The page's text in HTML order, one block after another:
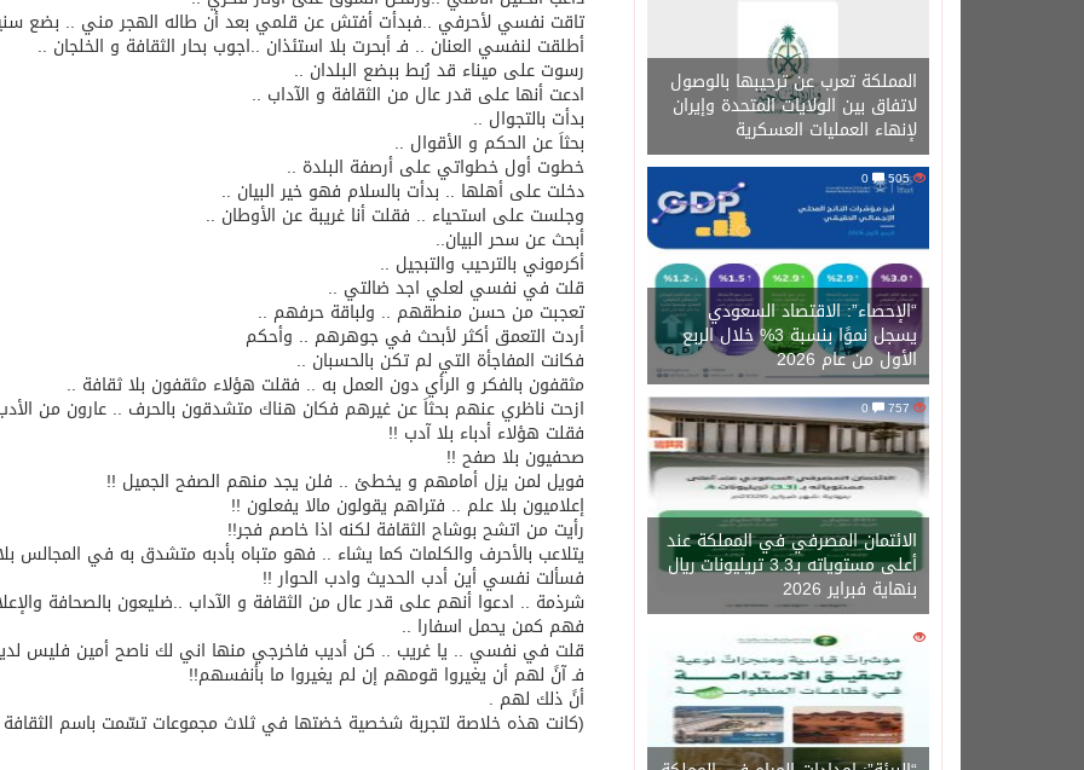
المملكة تعرب عن ترحيبها بالوصول
لاتفاق بين الولايات المتحدة وإيران
لإنهاء العمليات العسكرية
505
“الإحصاء”: الاقتصاد السعودي
يسجل نموًا بنسبة 3% خلال الربع
الأول من عام 2026
757
0
الائتمان المصرفي في المملكة عند
أعلى مستوياته بـ3.3 تريليونات ريال
بنهاية فبراير 2026
1450
تاقت نفسي لأحرفي ..فبدأت أفتش عن قلمي بعد أن طاله الهجر مني .. بضع
أطلقت لنفسي العنان .. فـ أبحرت بلا استئذان ..اجوب بحار الثقافة و الخلجان ..
رسوت على ميناء قد رُبط ببضع البلدان ..
ادعت أنها على قدر عال من الثقافة و الآداب ..
بدأت بالتجوال ..
بحثاَ عن الحكم و الأقوال ..
خطوت أول خطواتي على أرصفة البلدة ..
دخلت على أهلها .. بدأت بالسلام فهو خير البيان ..
وجلست على استحياء .. فقلت أنا غريبة عن الأوطان ..
أبحث عن سحر البيان..
أكرموني بالترحيب والتبجيل ..
قلت في نفسي لعلي اجد ضالتي ..
تعجبت من حسن منطقهم .. ولباقة حرفهم ..
أردت التعمق أكثر لأبحث في جوهرهم .. وأحكم
فكانت المفاجأة التي لم تكن بالحسبان ..
مثقفون بالفكر و الرأي دون العمل به .. فقلت هؤلاء مثقفون بلا ثقافة ..
ازحت ناظري عنهم بحثاَ عن غيرهم فكان هناك متشدقون بالحرف .. عارون من
فقلت هؤلاء أدباء بلا آدب !!
صحفيون بلا صفح !!
فويل لمن يزل أمامهم و يخطئ .. فلن يجد منهم الصفح الجميل !!
إعلاميون بلا علم .. فتراهم يقولون مالا يفعلون !!
رأيت من اتشح بوشاح الثقافة لكنه اذا خاصم فجر!!
يتلاعب بالأحرف والكلمات كما يشاء .. فهو متباه بأدبه متشدق به في المجالس
فسألت نفسي أين أدب الحديث وادب الحوار !!
شرذمة .. ادعوا أنهم على قدر عال من الثقافة و الآداب ..ضليعون بالصحافة
فهم كمن يحمل اسفارا ..
قلت في نفسي .. يا غريب .. كن أديب فاخرجي منها اني لك ناصح أمين فليس
فـ آنً لهم أن يغيروا قومهم إن لم يغيروا ما بأنفسهم!!
أنً ذلك لهم .
(كانت هذه خلاصة لتجربة شخصية خضتها في ثلاث مجموعات تسّمت باسم